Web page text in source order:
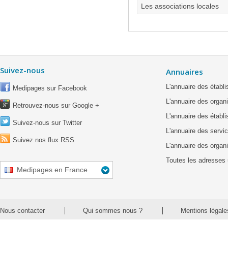
Les associations locales
Suivez-nous
Medipages sur Facebook
Retrouvez-nous sur Google +
Suivez-nous sur Twitter
Suivez nos flux RSS
Medipages en France
Annuaires
L'annuaire des
L'annuaire des
L'annuaire des
L'annuaire des
L'annuaire des
Toutes les adresses
Nous contacter Qui sommes nous ? Mentions